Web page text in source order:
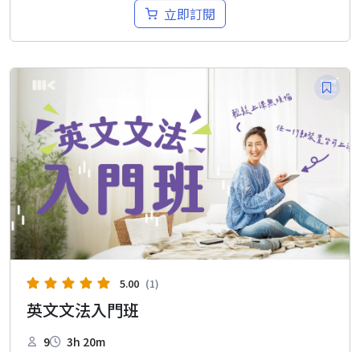
立即訂閱
5.00 (1)
英文文法入門班
9 3h 20m